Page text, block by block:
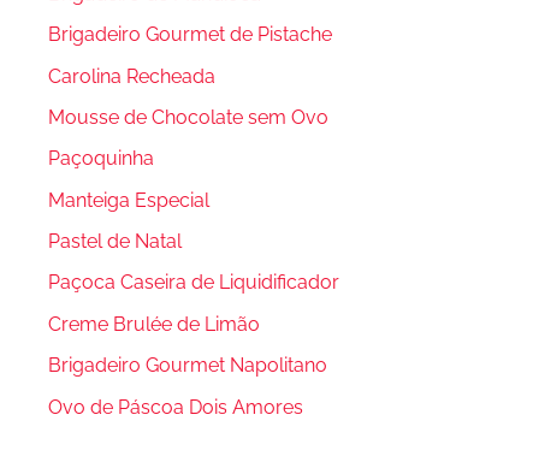
Brigadeiro Gourmet de Pistache
Carolina Recheada
Mousse de Chocolate sem Ovo
Paçoquinha
Manteiga Especial
Pastel de Natal
Paçoca Caseira de Liquidificador
Creme Brulée de Limão
Brigadeiro Gourmet Napolitano
Ovo de Páscoa Dois Amores